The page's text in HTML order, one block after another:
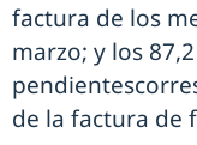
factura de los
marzo; y los
de la factura de